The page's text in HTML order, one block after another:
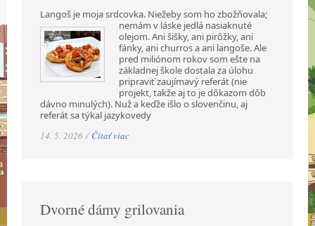
Langoš je moja srdcovka. Niežeby som ho zbožňovala;
nemám v láske jedlá nasiaknuté
olejom. Ani šišky, ani pirôžky, ani
fánky, ani churros a ani langoše. Ale
pred miliónom rokov som ešte na
základnej škole dostala za úlohu
pripraviť zaujímavý referát (nie
projekt, takže aj to je dôkazom dôb
dávno minulých). Nuž a keďže išlo o slovenčinu, aj
referát sa týkal jazykovedy
14. 5. 2026 / Čítať viac
Dvorné dámy grilovania